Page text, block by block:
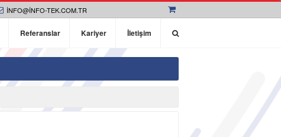
INFO@INFO-TEK.COM.TR
Referanslar Kariyer İletişim